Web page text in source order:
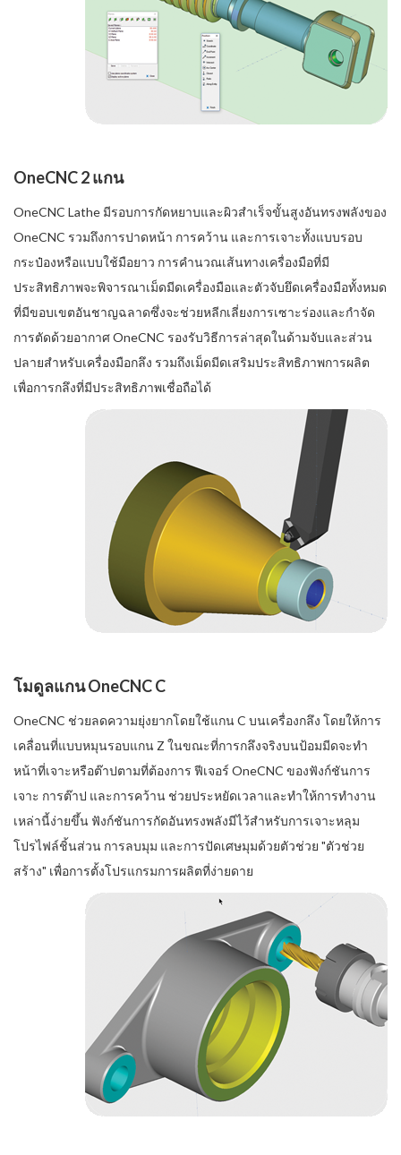
OneCNC 2 แกน
OneCNC Lathe มีรอบการกัดหยาบและผิวสำเร็จขั้นสูงอันทรงพลังของ
OneCNC รวมถึงการปาดหน้า การคว้าน และการเจาะทั้งแบบรอบ
กระป๋องหรือแบบใช้มือยาว การคำนวณเส้นทางเครื่องมือที่มี
ประสิทธิภาพจะพิจารณาเม็ดมีดเครื่องมือและตัวจับยึดเครื่องมือทั้งหมด
ที่มีขอบเขตอันชาญฉลาดซึ่งจะช่วยหลีกเลี่ยงการเซาะร่องและกำจัด
การตัดด้วยอากาศ OneCNC รองรับวิธีการล่าสุดในด้ามจับและส่วน
ปลายสำหรับเครื่องมือกลึง รวมถึงเม็ดมีดเสริมประสิทธิภาพการผลิต
เพื่อการกลึงที่มีประสิทธิภาพเชื่อถือได้
โมดูลแกน OneCNC C
OneCNC ช่วยลดความยุ่งยากโดยใช้แกน C บนเครื่องกลึง โดยให้การ
เคลื่อนที่แบบหมุนรอบแกน Z ในขณะที่การกลึงจริงบนป้อมมีดจะทำ
หน้าที่เจาะหรือต๊าปตามที่ต้องการ ฟีเจอร์ OneCNC ของฟังก์ชันการ
เจาะ การต๊าป และการคว้าน ช่วยประหยัดเวลาและทำให้การทำงาน
เหล่านี้ง่ายขึ้น ฟังก์ชันการกัดอันทรงพลังมีไว้สำหรับการเจาะหลุม
โปรไฟล์ชิ้นส่วน การลบมุม และการปัดเศษมุมด้วยตัวช่วย "ตัวช่วย
สร้าง" เพื่อการตั้งโปรแกรมการผลิตที่ง่ายดาย